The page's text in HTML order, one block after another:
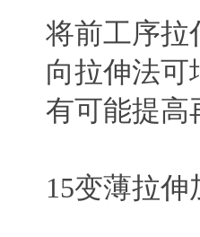
将前工序拉
向拉伸法可
有可能提高
15变薄拉伸